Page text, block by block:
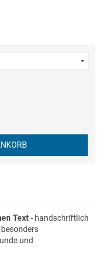
Text - handschriftlich
und